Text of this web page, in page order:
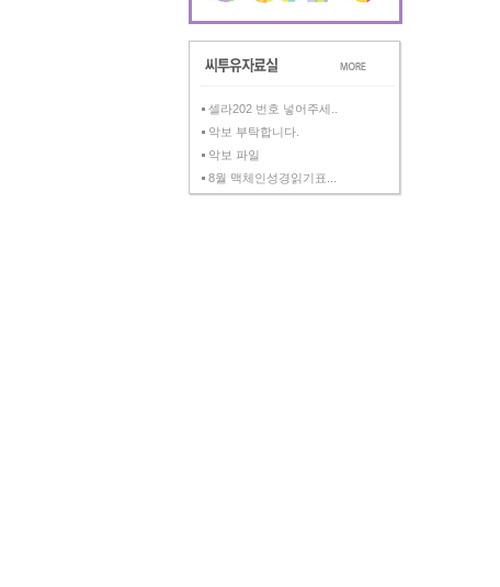
셀라202 번호 넣어주세..
악보 부탁합니다.
악보 파일
8월 맥체인성경읽기표...